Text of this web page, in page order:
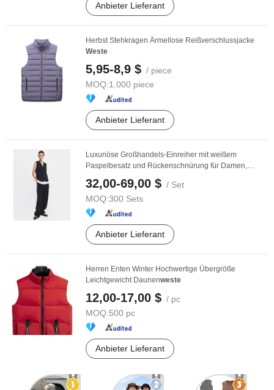
Anbieter Lieferant
Herbst Stehkragen Ärmellose Reißverschlussjacke
Weste
5,95-8,9 $ / piece
MOQ:1.000 piece
Anbieter Lieferant
Luxuriöse Großhandels-Einreiher mit weißem
Paspelbesatz und Rückenschnürung für Damen,
32,00-69,00 $ / Set
MOQ:300 Sets
Anbieter Lieferant
Herren Enten Winter Hochwertige Übergröße
Leichtgewicht Daunenweste
12,00-17,00 $ / pc
MOQ:500 pc
Anbieter Lieferant